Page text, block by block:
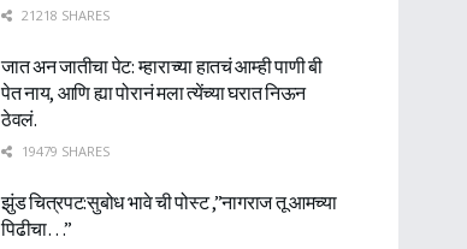
21218 SHARES
जात अन जातीचा पेट: म्हाराच्या हातचं आम्ही पाणी बी
पेत नाय, आणि ह्या पोरानं मला त्येंच्या घरात निऊन
ठेवलं.
19479 SHARES
झुंड चित्रपट:सुबोध भावे ची पोस्ट ,”नागराज तू आमच्या
पिढीचा…”